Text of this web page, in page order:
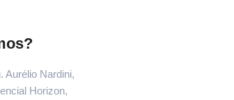
Aurélio Nardini,
Horizon,